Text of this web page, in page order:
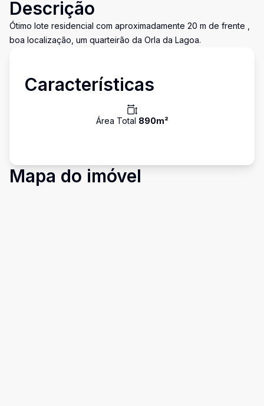
Descrição
Ótimo lote residencial com aproximadamente 20 m de frente ,
boa localização, um quarteirão da Orla da Lagoa.
Características
Área Total 890m²
Mapa do imóvel